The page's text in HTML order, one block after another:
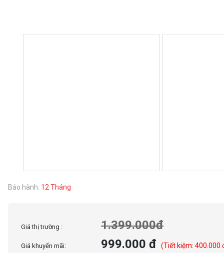
Bảo hành: 12 Tháng
Giá thị trường : 1.399.000đ
Giá khuyến mãi: 999.000 đ
(Tiết kiệm: 400.000